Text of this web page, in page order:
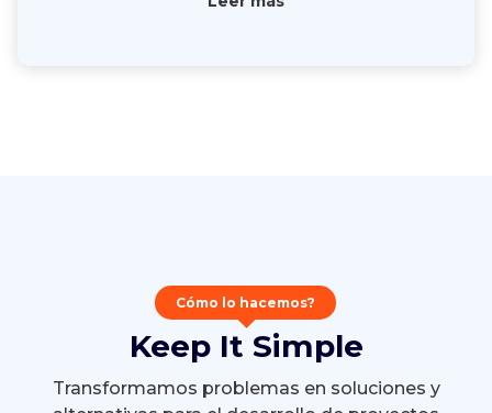
Cómo lo hacemos?
Keep It Simple
Transformamos problemas en soluciones y